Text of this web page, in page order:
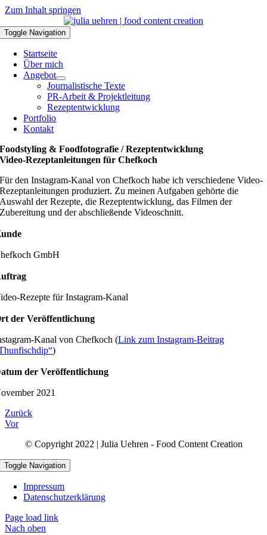
Zum Inhalt springen
Toggle Navigation
Startseite
Über mich
Angebot
Journalistische Texte
PR-Arbeit & Projektleitung
Rezeptentwicklung
Portfolio
Kontakt
Foodstyling & Foodfotografie / Rezeptentwicklung
Video-Rezeptanleitungen für Chefkoch
Für den Instagram-Kanal von Chefkoch habe ich verschiedene Video-
Rezeptanleitungen produziert. Zu meinen Aufgaben gehörte die
Auswahl der Rezepte, die Rezeptentwicklung, das Filmen der
Zubereitung und der abschließende Videoschnitt.
GmbH
Rezepte für Instagram-Kanal
der Veröffentlichung
Kanal von Chefkoch (Link zum Instagram-Beitrag
)
der Veröffentlichung
2021
Zurück
Vor
© Copyright 2022 | Julia Uehren - Food Content Creation
Toggle Navigation
Impressum
Datenschutzerklärung
Page load link
Nach oben